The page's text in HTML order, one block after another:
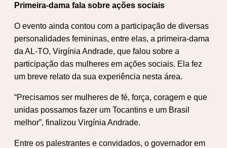
Primeira-dama fala sobre ações sociais
O evento ainda contou com a participação de diversas
personalidades femininas, entre elas, a primeira-dama
da AL-TO, Virgínia Andrade, que falou sobre a
participação das mulheres em ações sociais. Ela fez
um breve relato da sua experiência nesta área.
“Precisamos ser mulheres de fé, força, coragem e que
unidas possamos fazer um Tocantins e um Brasil
melhor”, finalizou Virgínia Andrade.
Entre os palestrantes e convidados, o governador em